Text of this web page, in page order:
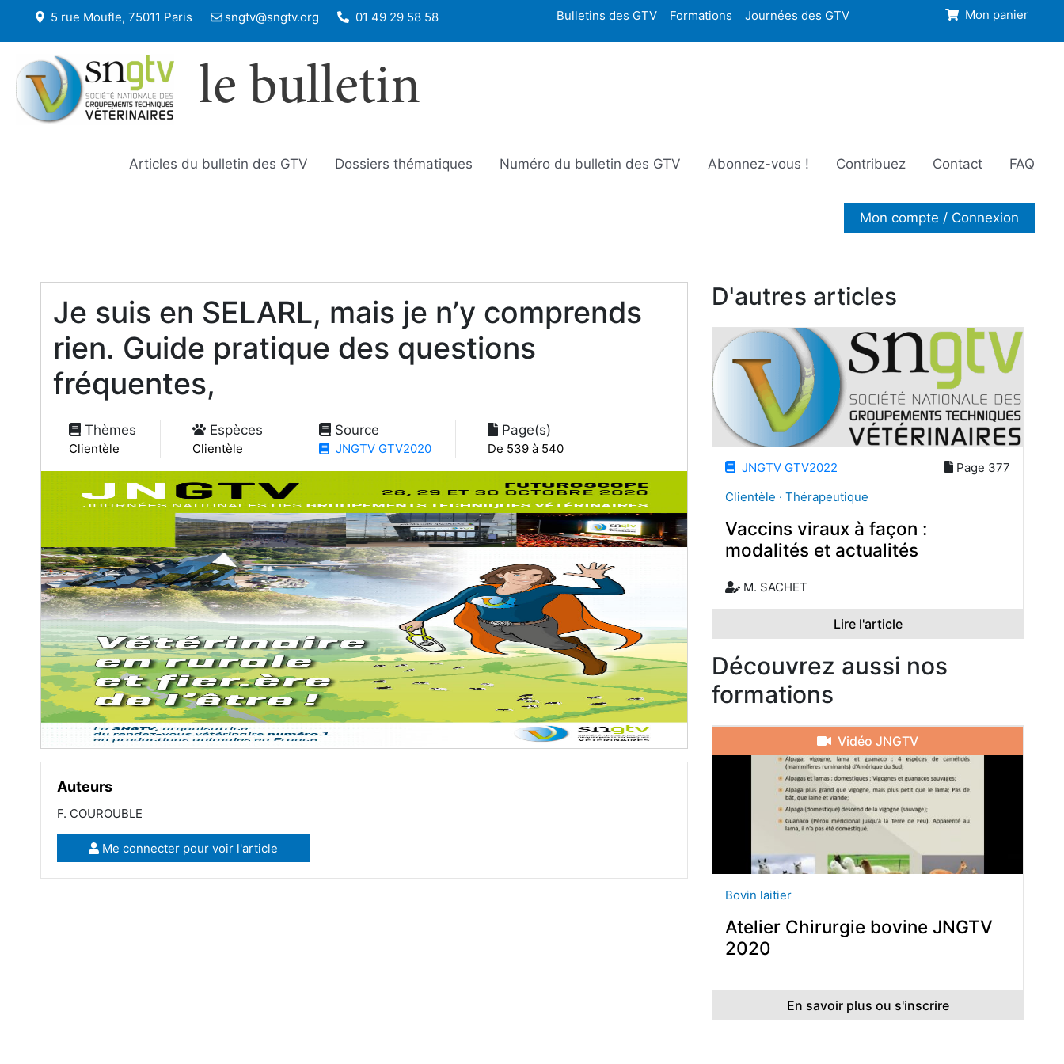
5 rue Moufle, 75011 Paris sngtv@sngtv.org 01 49 29 58 58 Bulletins des GTV Formations Journées des GTV Mon panier
le bulletin
Articles du bulletin des GTV Dossiers thématiques Numéro du bulletin des GTV Abonnez-vous ! Contribuez Contact FAQ
Mon compte / Connexion
Je suis en SELARL, mais je n’y comprends
rien. Guide pratique des questions
fréquentes,
Thèmes
Clientèle
Espèces
Clientèle
Source
JNGTV GTV2020
Page(s)
De 539 à 540
Auteurs
F. COUROUBLE
Me connecter pour voir l'article
D'autres articles
JNGTV GTV2022
Page 377
Clientèle · Thérapeutique
Vaccins viraux à façon :
modalités et actualités
M. SACHET
Lire l'article
Découvrez aussi nos
formations
Vidéo JNGTV
Bovin laitier
Atelier Chirurgie bovine JNGTV
2020
En savoir plus ou s'inscrire